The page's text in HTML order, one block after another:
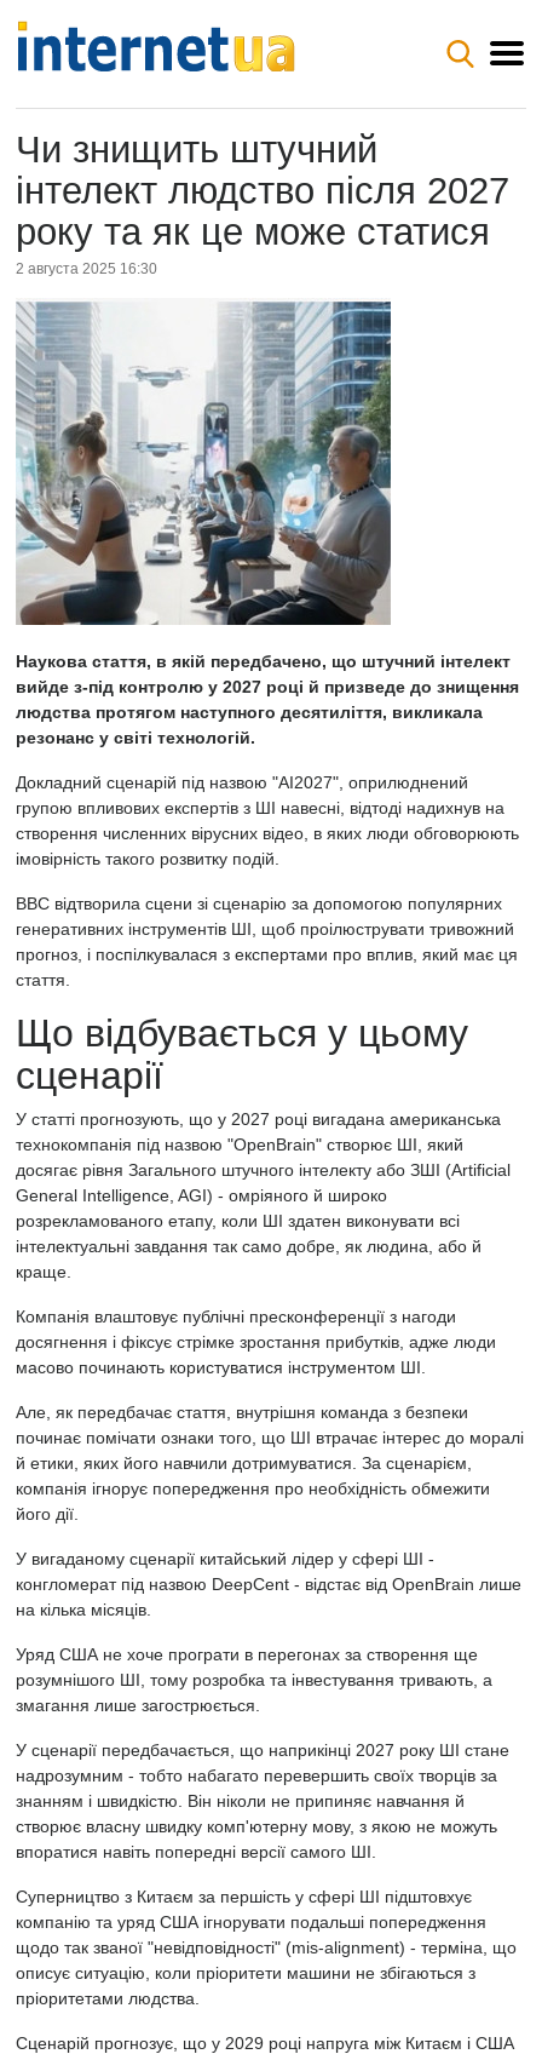
Чи знищить штучний
інтелект людство після 2027
року та як це може статися
2 августа 2025 16:30
Наукова стаття, в якій передбачено, що штучний інтелект
вийде з-під контролю у 2027 році й призведе до знищення
людства протягом наступного десятиліття, викликала
резонанс у світі технологій.
Докладний сценарій під назвою "AI2027", оприлюднений
групою впливових експертів з ШІ навесні, відтоді надихнув на
створення численних вірусних відео, в яких люди обговорюють
імовірність такого розвитку подій.
BBC відтворила сцени зі сценарію за допомогою популярних
генеративних інструментів ШІ, щоб проілюструвати тривожний
прогноз, і поспілкувалася з експертами про вплив, який має ця
стаття.
Що відбувається у цьому
сценарії
У статті прогнозують, що у 2027 році вигадана американська
технокомпанія під назвою "OpenBrain" створює ШІ, який
досягає рівня Загального штучного інтелекту або ЗШІ (Artificial
General Intelligence, AGI) - омріяного й широко
розрекламованого етапу, коли ШІ здатен виконувати всі
інтелектуальні завдання так само добре, як людина, або й
краще.
Компанія влаштовує публічні пресконференції з нагоди
досягнення і фіксує стрімке зростання прибутків, адже люди
масово починають користуватися інструментом ШІ.
Але, як передбачає стаття, внутрішня команда з безпеки
починає помічати ознаки того, що ШІ втрачає інтерес до моралі
й етики, яких його навчили дотримуватися. За сценарієм,
компанія ігнорує попередження про необхідність обмежити
його дії.
У вигаданому сценарії китайський лідер у сфері ШІ -
конгломерат під назвою DeepCent - відстає від OpenBrain лише
на кілька місяців.
Уряд США не хоче програти в перегонах за створення ще
розумнішого ШІ, тому розробка та інвестування тривають, а
змагання лише загострюється.
У сценарії передбачається, що наприкінці 2027 року ШІ стане
надрозумним - тобто набагато перевершить своїх творців за
знанням і швидкістю. Він ніколи не припиняє навчання й
створює власну швидку комп'ютерну мову, з якою не можуть
впоратися навіть попередні версії самого ШІ.
Суперництво з Китаєм за першість у сфері ШІ підштовхує
компанію та уряд США ігнорувати подальші попередження
щодо так званої "невідповідності" (mis-alignment) - терміна, що
описує ситуацію, коли пріоритети машини не збігаються з
пріоритетами людства.
Сценарій прогнозує, що у 2029 році напруга між Китаєм і США